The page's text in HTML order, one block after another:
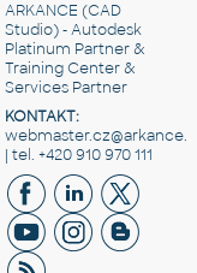
ARKANCE (CAD
Studio) - Autodesk
Platinum Partner &
Training Center &
Services Partner
KONTAKT:
| tel. +420 910 970 111